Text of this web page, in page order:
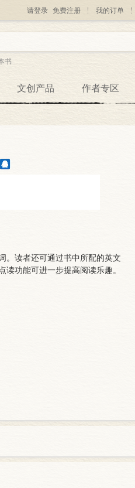
请登录 免费注册 我的订单
书
文创产品 作者专区
。读者还可通过书中所配的英文
功能可进一步提高阅读乐趣。